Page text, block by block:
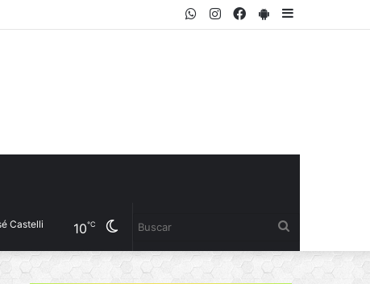
PlayStore
Facebook
Instagram
WhatsApp
Cambiar
modo
10℃